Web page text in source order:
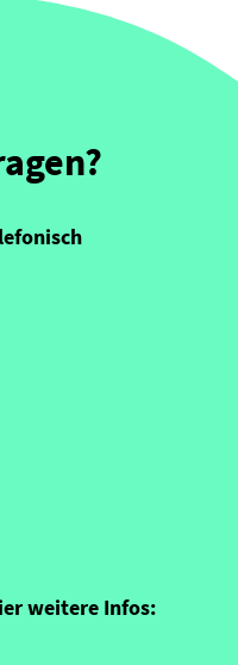
weitere Infos: